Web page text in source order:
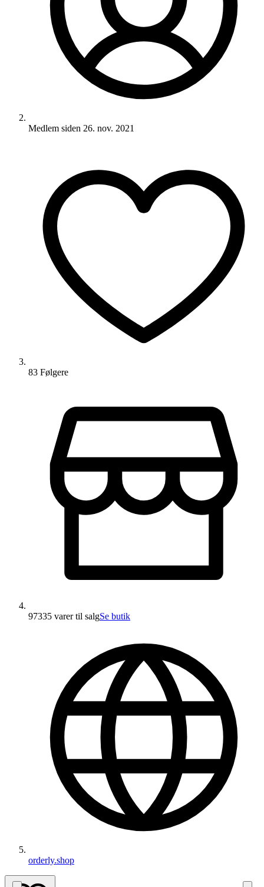
Medlem siden 26. nov. 2021
83 Følgere
97335 varertil salgSe butik
orderly.shop